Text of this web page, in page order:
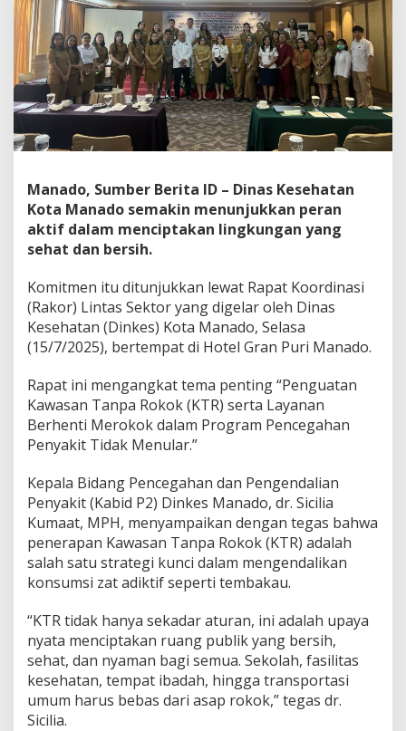
o
r
,
P
e
r
a
f
D
i
e
s
M
a
n
d
o
C
p
a
k
a
n
L
n
k
u
n
g
a
n
Manado, Sumber Berita ID – Dinas Kesehatan
Kota Manado semakin menunjukkan peran
aktif dalam menciptakan lingkungan yang
sehat dan bersih.
Komitmen itu ditunjukkan lewat Rapat Koordinasi
(Rakor) Lintas Sektor yang digelar oleh Dinas
Kesehatan (Dinkes) Kota Manado, Selasa
(15/7/2025), bertempat di Hotel Gran Puri Manado.
Rapat ini mengangkat tema penting “Penguatan
Kawasan Tanpa Rokok (KTR) serta Layanan
Berhenti Merokok dalam Program Pencegahan
Penyakit Tidak Menular.”
Kepala Bidang Pencegahan dan Pengendalian
Penyakit (Kabid P2) Dinkes Manado, dr. Sicilia
Kumaat, MPH, menyampaikan dengan tegas bahwa
penerapan Kawasan Tanpa Rokok (KTR) adalah
salah satu strategi kunci dalam mengendalikan
konsumsi zat adiktif seperti tembakau.
“KTR tidak hanya sekadar aturan, ini adalah upaya
nyata menciptakan ruang publik yang bersih,
sehat, dan nyaman bagi semua. Sekolah, fasilitas
kesehatan, tempat ibadah, hingga transportasi
umum harus bebas dari asap rokok,” tegas dr.
Sicilia.